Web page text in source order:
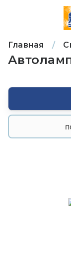
Главная /